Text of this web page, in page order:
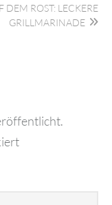
DEM ROST: LECKERE
GRILLMARINADE